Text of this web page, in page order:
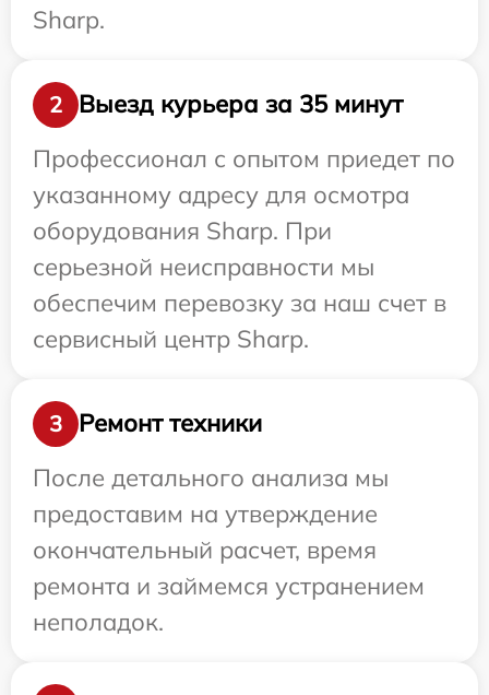
Sharp.
2
Выезд курьера за 35 минут
Профессионал с опытом приедет по
указанному адресу для осмотра
оборудования Sharp. При
серьезной неисправности мы
обеспечим перевозку за наш счет в
сервисный центр Sharp.
3
Ремонт техники
После детального анализа мы
предоставим на утверждение
окончательный расчет, время
ремонта и займемся устранением
неполадок.